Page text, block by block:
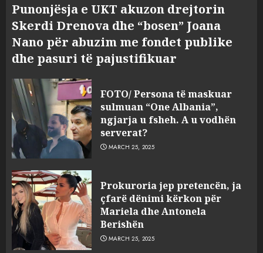
Punonjësja e UKT akuzon drejtorin
Skerdi Drenova dhe “bosen” Joana
Nano për abuzim me fondet publike
dhe pasuri të pajustifikuar
FOTO/ Persona të maskuar
sulmuan “One Albania”,
ngjarja u fsheh. A u vodhën
serverat?
MARCH 25, 2025
Prokuroria jep pretencën, ja
çfarë dënimi kërkon për
Mariela dhe Antonela
Berishën
MARCH 25, 2025